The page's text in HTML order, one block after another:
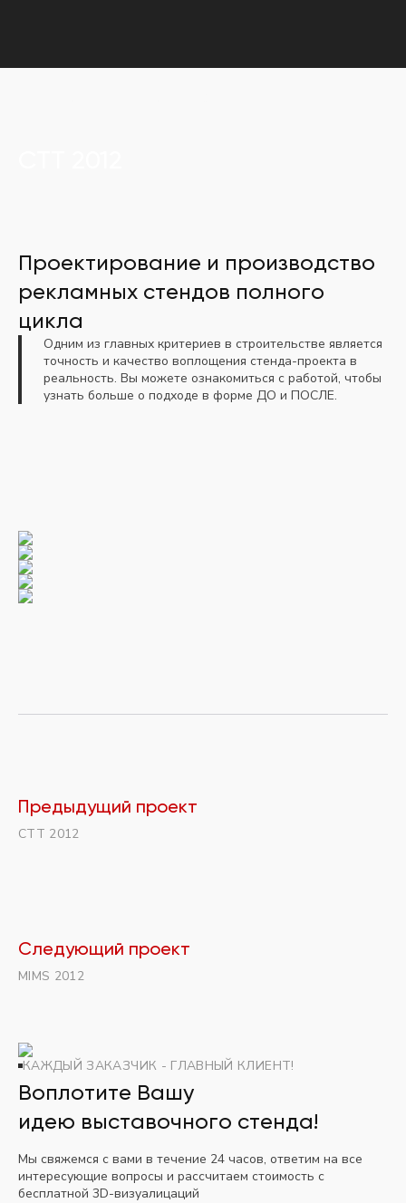
Проектирование и производство
рекламных стендов полного
цикла
Одним из главных критериев в строительстве является
точность и качество воплощения стенда-проекта в
реальность. Вы можете ознакомиться с работой, чтобы
узнать больше о подходе в форме ДО и ПОСЛЕ.
Предыдущий проект
СТТ 2012
Следующий проект
MIMS 2012
КАЖДЫЙ ЗАКАЗЧИК - ГЛАВНЫЙ КЛИЕНТ!
Воплотите Вашу
идею выставочного стенда!
Мы свяжемся с вами в течение 24 часов, ответим на все
интересующие вопросы и рассчитаем стоимость с
бесплатной 3D-визуалицаций